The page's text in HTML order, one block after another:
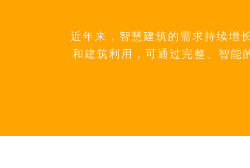
近年来，智慧建筑的需求持续增
和建筑利用，可通过完整、智能